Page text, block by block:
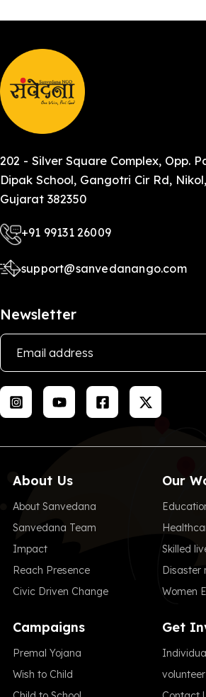
202 - Silver Square Complex, Opp.
Dipak School, Gangotri Cir Rd,
Gujarat 382350
+91 99131 26009
support@sanvedanango.com
Newsletter
About Us
About Sanvedana
Sanvedana Team
Impact
Reach Presence
Civic Driven Change
Our
Skilled
Disaster
Women
Campaigns
Premal Yojana
Wish to Child
Get
volunteer